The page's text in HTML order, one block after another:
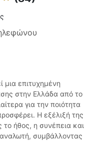
μια επιτυχημένη
στην Ελλάδα από το
για την ποιότητα
Η εξέλιξή της
ήθος, η συνέπεια και
συμβάλλοντας